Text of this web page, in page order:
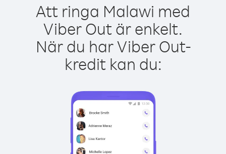
Att ringa Malawi med
Viber Out är enkelt.
När du har Viber Out-
kredit kan du: